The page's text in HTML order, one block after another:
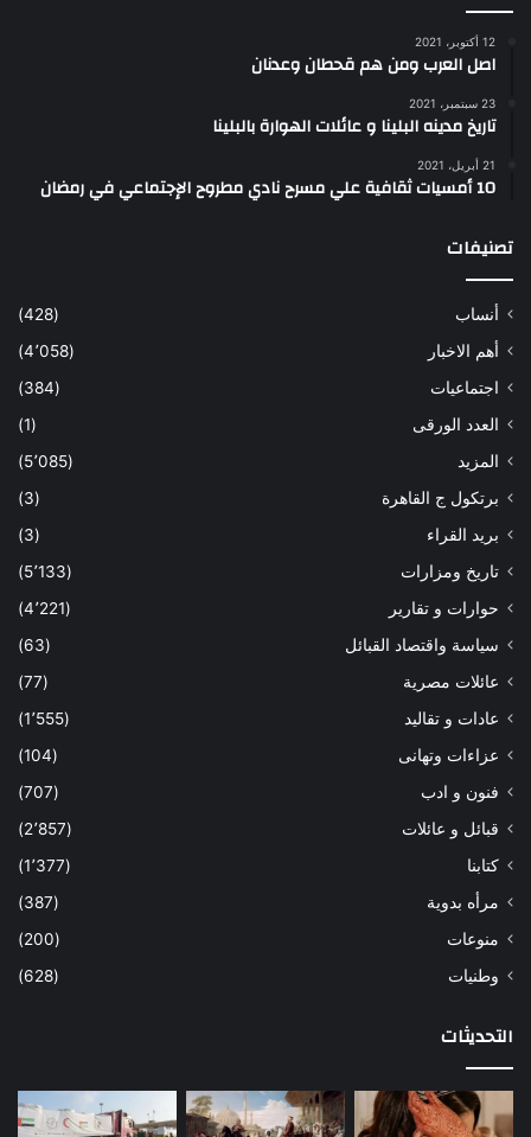
12 أكتوبر، 2021
اصل العرب ومن هم قحطان وعدنان
23 سبتمبر، 2021
تاريخ مدينه البلينا و عائلات الهوارة بالبلينا
21 أبريل، 2021
10 أمسيات ثقافية علي مسرح نادي مطروح الإجتماعي في رمضان
تصنيفات
أنساب
(428)
أهم الاخبار
(4٬058)
اجتماعيات
(384)
العدد الورقى
(1)
المزيد
(5٬085)
برتكول ج القاهرة
(3)
بريد القراء
(3)
تاريخ ومزارات
(5٬133)
حوارات و تقارير
(4٬221)
سياسة واقتصاد القبائل
(63)
عائلات مصرية
(77)
عادات و تقاليد
(1٬555)
عزاءات وتهانى
(104)
فنون و ادب
(707)
قبائل و عائلات
(2٬857)
كتابنا
(1٬377)
مرأه بدوية
(387)
منوعات
(200)
وطنيات
(628)
التحديثات